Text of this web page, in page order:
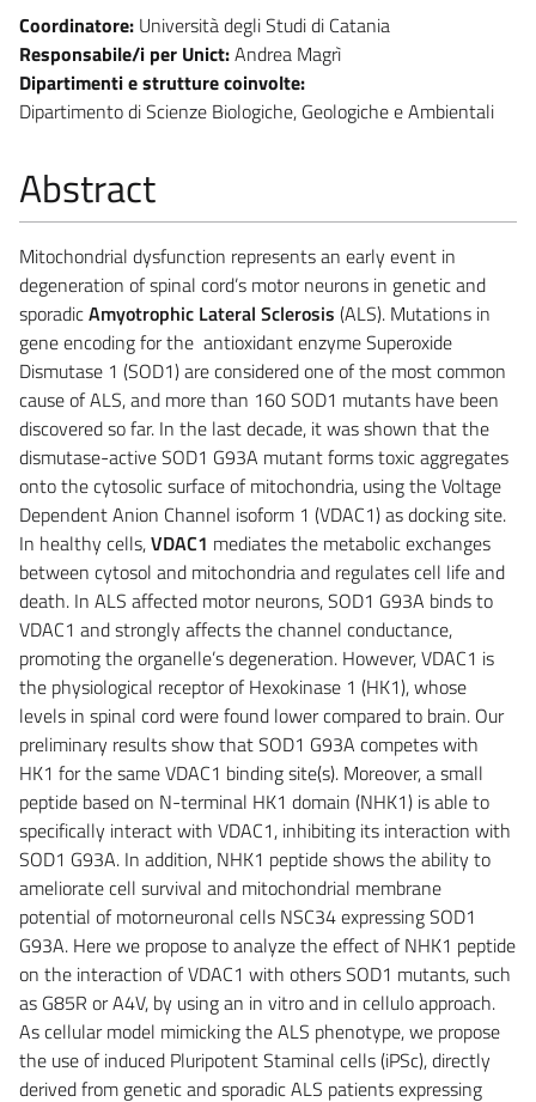
Coordinatore: Università degli Studi di Catania
Responsabile/i per Unict:Andrea Magrì
Dipartimenti e strutture coinvolte:
Dipartimento di Scienze Biologiche, Geologiche e Ambientali
Abstract
Mitochondrial dysfunction represents an early event in
degeneration of spinal cord’s motor neurons in genetic and
sporadicAmyotrophic Lateral Sclerosis (ALS). Mutations in
gene encoding for the antioxidant enzyme Superoxide
Dismutase 1 (SOD1) are considered one of the most common
cause of ALS, and more than 160 SOD1 mutants have been
discovered so far. In the last decade, it was shown that the
dismutase-active SOD1 G93A mutant forms toxic aggregates
onto the cytosolic surface of mitochondria, using the Voltage
Dependent Anion Channel isoform 1 (VDAC1) as docking site.
In healthy cells,VDAC1 mediates the metabolic exchanges
between cytosol and mitochondria and regulates cell life and
death. In ALS affected motor neurons, SOD1 G93A binds to
VDAC1 and strongly affects the channel conductance,
promoting the organelle’s degeneration. However, VDAC1 is
the physiological receptor of Hexokinase 1 (HK1), whose
levels in spinal cord were found lower compared to brain. Our
preliminary results show that SOD1 G93A competes with
HK1 for the same VDAC1 binding site(s). Moreover, a small
peptide based on N-terminal HK1 domain (NHK1) is able to
specifically interact with VDAC1, inhibiting its interaction with
SOD1 G93A. In addition, NHK1 peptide shows the ability to
ameliorate cell survival and mitochondrial membrane
potential of motorneuronal cells NSC34 expressing SOD1
G93A. Here we propose to analyze the effect of NHK1 peptide
on the interaction of VDAC1 with others SOD1 mutants, such
as G85R or A4V, by using an in vitro and in cellulo approach.
As cellular model mimicking the ALS phenotype, we propose
the use of induced Pluripotent Staminal cells (iPSc), directly
derived from genetic and sporadic ALS patients expressing